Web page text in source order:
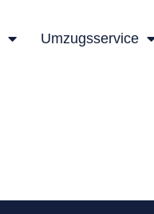
Umzugsservice